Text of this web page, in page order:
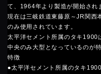
て、1964年より製造が開始され
現在は三岐鉄道東藤原～JR関西
のみ使用されています。
太平洋セメント所属のタキ1900
中央のみ大型となっているのが特
特徴
●太平洋セメント所属のタキ